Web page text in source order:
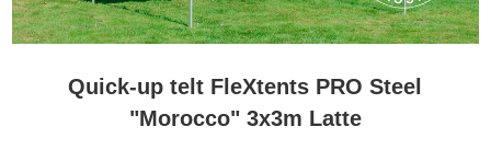
Quick-up telt FleXtents PRO Steel
"Morocco" 3x3m Latte